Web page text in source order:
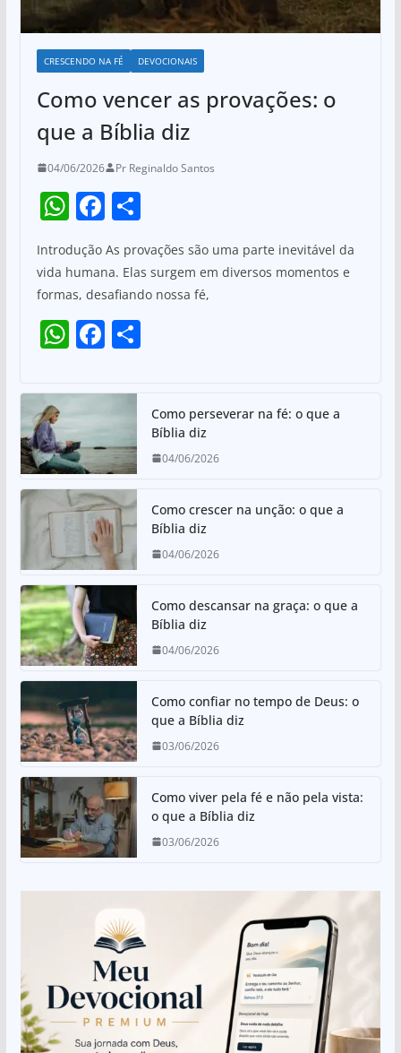
CRESCENDO NA FÉ DEVOCIONAIS
Como vencer as provações: o
que a Bíblia diz
04/06/2026 Pr Reginaldo Santos
W
h
at
s
A
p
F
c
e
b
o
k
S
ar
e
Introdução As provações são uma parte inevitável da
vida humana. Elas surgem em diversos momentos e
formas, desafiando nossa fé,
W
at
A
p
p
F
c
e
b
o
o
k
S
e
Como perseverar na fé: o que a
Bíblia diz
04/06/2026
Como crescer na unção: o que a
Bíblia diz
04/06/2026
Como descansar na graça: o que a
Bíblia diz
04/06/2026
Como confiar no tempo de Deus: o
que a Bíblia diz
03/06/2026
Como viver pela fé e não pela vista:
o que a Bíblia diz
03/06/2026